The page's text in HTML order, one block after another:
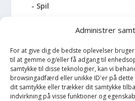
Administrer
For at give dig de bedste oplevelser
til at gemme og/eller få adgang til
samtykke til disse teknologier, kan vi
browsingadfærd eller unikke ID'er på dette
dit samtykke eller trækker dit samtykke
indvirkning på visse funktioner og
Spil
Spisesæt
Sportstaske